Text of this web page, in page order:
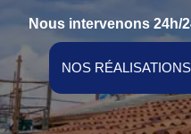
Nous intervenons 24h/
NOS RÉALISATIONS